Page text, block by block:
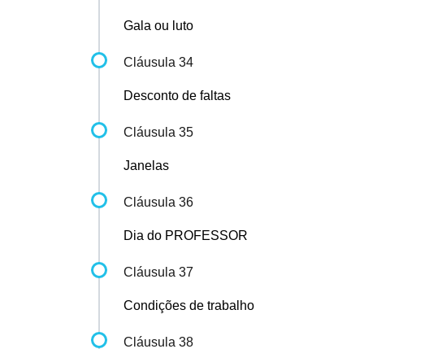
Gala ou luto
Cláusula 34
Desconto de faltas
Cláusula 35
Janelas
Cláusula 36
Dia do PROFESSOR
Cláusula 37
Condições de trabalho
Cláusula 38